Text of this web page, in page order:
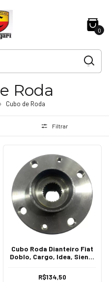
0
Roda
Cubo de Roda
Filtrar
Cubo Roda Dianteiro Fiat
Doblo, Cargo, Idea, Siena,
R$134,50